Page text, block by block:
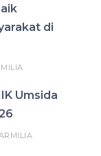
di
Umsida